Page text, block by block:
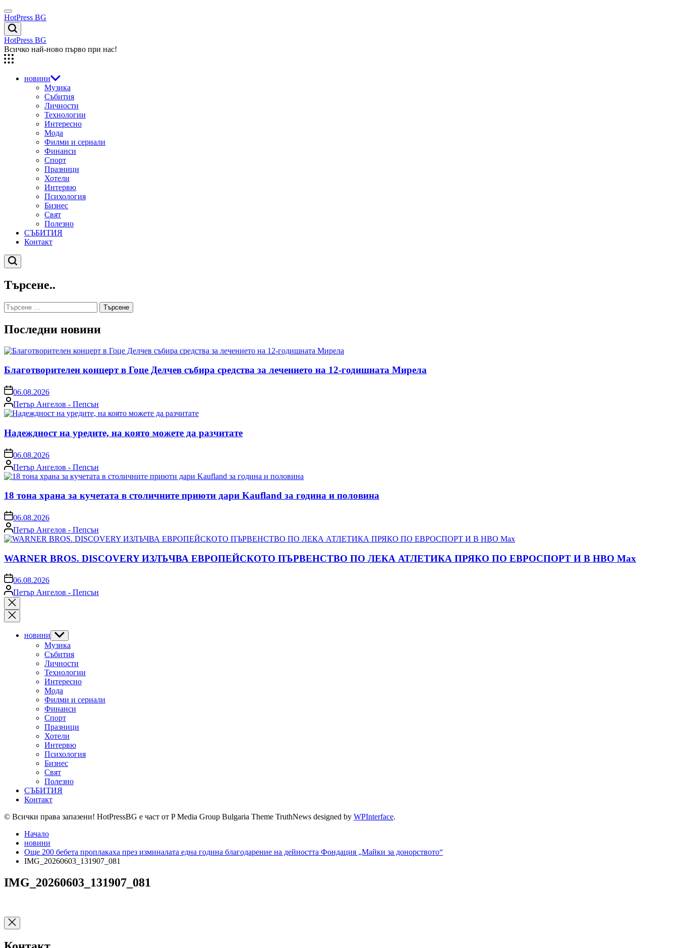
Skip
to
content
Menu
HotPress BG
Търсене
HotPress BG
Всичко най-ново първо при нас!
новини
Музика
Събития
Личности
Технологии
Интересно
Мода
Филми и сериали
Финанси
Спорт
Празници
Хотели
Интервю
Психология
Бизнес
Свят
Полезно
СЪБИТИЯ
Контакт
Търсене
Търсене..
Търсене
за:
Последни новини
Благотворителен концерт в Гоце Делчев събира средства за лечението на 12-годишната Мирела
on06.08.2026
Posted
by
Петър Ангелов - Пепсън
Надеждност на уредите, на която можете да разчитате
on06.08.2026
Posted
by
Петър Ангелов - Пепсън
18 тона храна за кучетата в столичните приюти дари Kaufland за година и половина
on06.08.2026
Posted
by
Петър Ангелов - Пепсън
WARNER BROS. DISCOVERY ИЗЛЪЧВА ЕВРОПЕЙСКОТО ПЪРВЕНСТВО ПО ЛЕКА АТЛЕТИКА ПРЯКО ПО ЕВРОСПОРТ И В НВО Мах
on06.08.2026
Posted
by
Петър Ангелов - Пепсън
Close
search
новини Show
sub
menu
Музика
Събития
Личности
Технологии
Интересно
Мода
Филми и сериали
Финанси
Спорт
Празници
Хотели
Интервю
Психология
Бизнес
Свят
Полезно
СЪБИТИЯ
Контакт
© Всички права запазени! HotPressBG е част от P Media Group Bulgaria Theme TruthNews designed by WPInterface.
Начало
новини
Още 200 бебета проплакаха през изминалата една година благодарение на дейността Фондация „Майки за донорството“
IMG_20260603_131907_081
IMG_20260603_131907_081